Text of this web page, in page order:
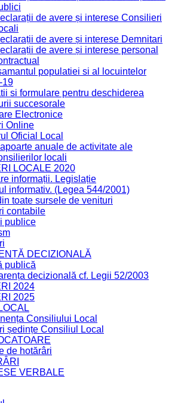
de avere și interese Consilieri
de avere și interese Demnitari
de avere și interese personal
populatiei si al locuintelor
19
si formulare pentru deschiderea
succesorale
Electronice
Online
Oficial Local
anuale de activitate ale
locali
LOCALE 2020
informații. Legislație
informativ. (Legea 544/2001)
toate sursele de venituri
contabile
publice
DECIZIONALĂ
publică
decizională cf. Legii 52/2003
2024
2025
Consiliului Local
ședințe Consiliul Local
de hotărâri
VERBALE